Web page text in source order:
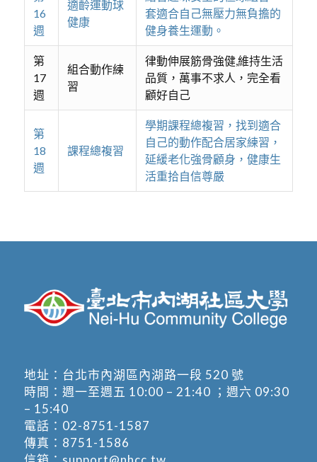
16
週
適齡運動球
健康
套適合自己無壓力無負擔的
健身養生運動。
第
17
週
組合動作練
習
律動伸展筋骨強健,維持生活
品質，萬事不求人，完全看
顧好自己
第
18
週
課程總複習
學期課程總複習，找到適合
自己的動作配合居家練習，
延緩老化強骨顧身，健康生
活重拾自信尊嚴
地址： 台北市內湖區內湖路一段 520 號
時間：週一至週五 10:00 – 21:40 ；週六 09:30
– 15:40
電話： 02-8751-1587
傳真：8751-1586